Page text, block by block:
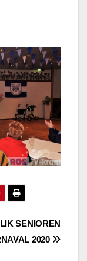
SENIOREN
2020